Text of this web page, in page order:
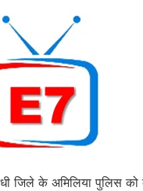
जिले के अमिलिया पुलिस को